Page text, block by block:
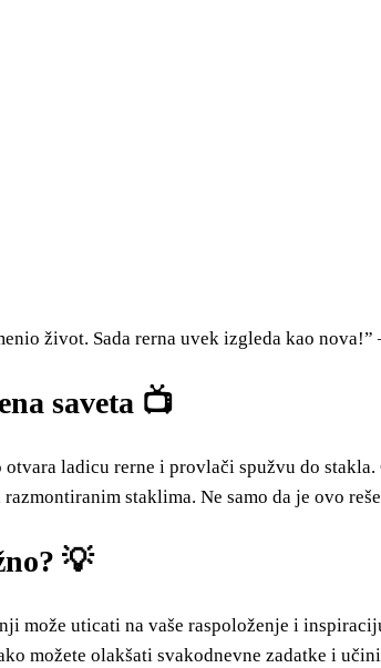
život. Sada rerna uvek izgleda kao
saveta 📺
ladicu rerne i provlači spužvu do
staklima. Ne samo da je ovo
💡
može uticati na vaše raspoloženje i
možete olakšati svakodnevne zadatke i